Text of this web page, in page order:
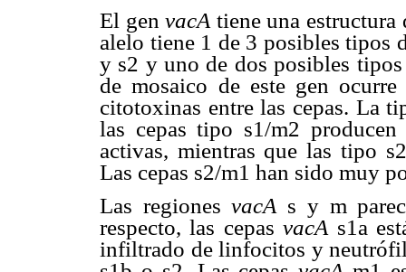
El genvacA tiene una estructura
alelo tiene 1 de 3 posibles tipos
y s2 y uno de dos posibles
de mosaico de este gen
citotoxinas entre las cepas. La
las cepas tipo s1/m2
activas, mientras que las tipo
Las cepas s2/m1 han sido muy
Las regionesvacA s y m
respecto, las cepasvacA s1a
infiltrado de linfocitos y